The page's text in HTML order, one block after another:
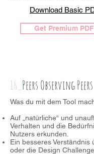
Download Basic
Get Premium
16_ Peers Observing Peers
Was du mit dem Tool
Auf „natürliche“ und
Verhalten und die
Nutzers erkunden.
Ein besseres Verständnis
oder die Design